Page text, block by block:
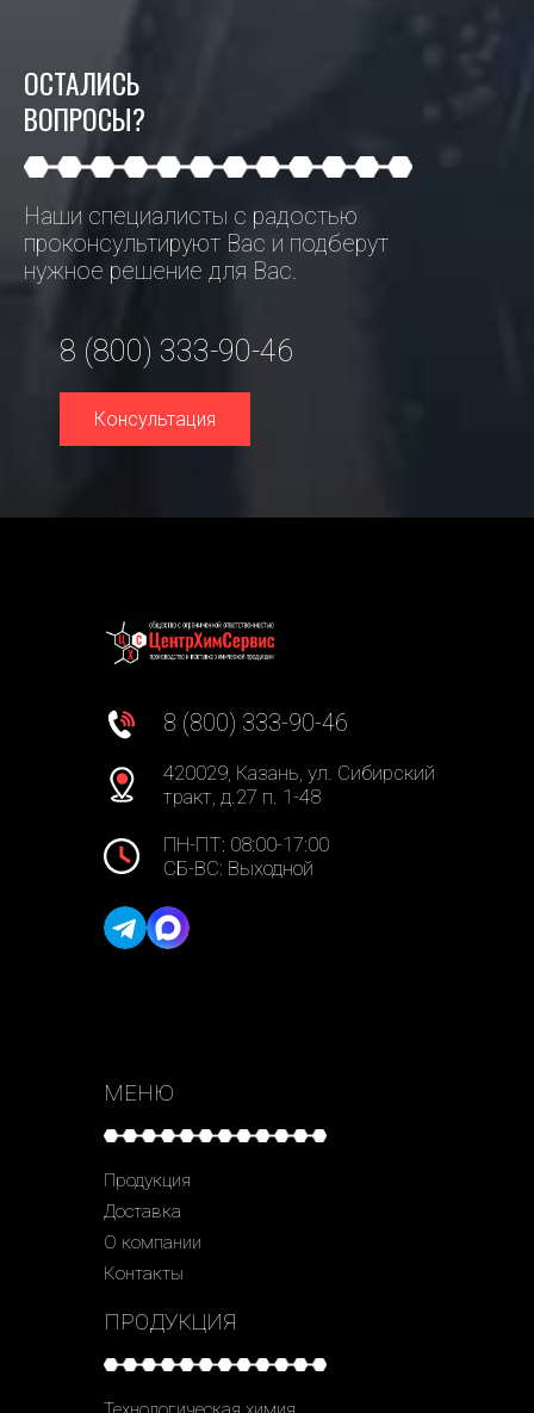
ОСТАЛИСЬ
ВОПРОСЫ?
Наши специалисты с радостью
проконсультируют Вас и подберут
нужное решение для Вас.
8 (800) 333-90-46
Консультация
8 (800) 333-90-46
420029, Казань, ул. Сибирский
тракт, д.27 п. 1-48
ПН-ПТ: 08:00-17:00
СБ-ВС: Выходной
МЕНЮ
Продукция
Доставка
О компании
Контакты
ПРОДУКЦИЯ